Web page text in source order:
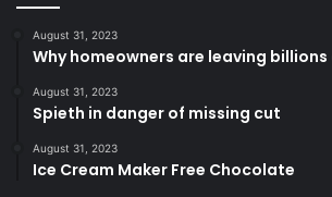
August 31, 2023
Why homeowners are leaving
August 31, 2023
Spieth in danger of missing cut
August 31, 2023
Ice Cream Maker Free Chocolate